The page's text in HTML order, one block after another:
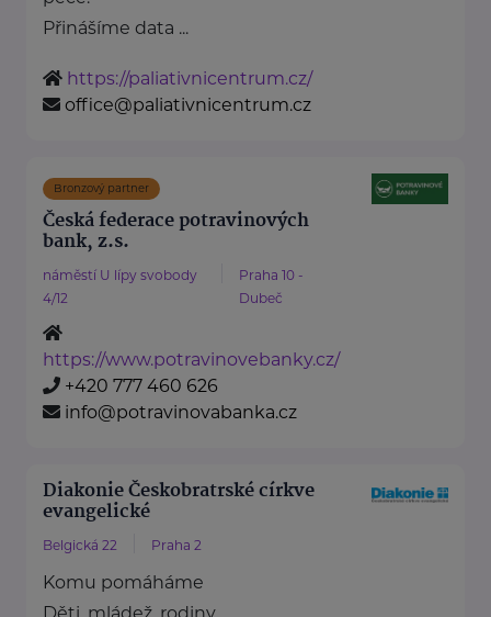
Přinášíme data ...
https://paliativnicentrum.cz/
office@paliativnicentrum.cz
Bronzový partner
Česká federace potravinových
bank, z.s.
náměstí U lípy svobody
4/12
Praha 10 -
Dubeč
https://www.potravinovebanky.cz/
+420 777 460 626
info@potravinovabanka.cz
Diakonie Českobratrské církve
evangelické
Belgická 22 Praha 2
Komu pomáháme